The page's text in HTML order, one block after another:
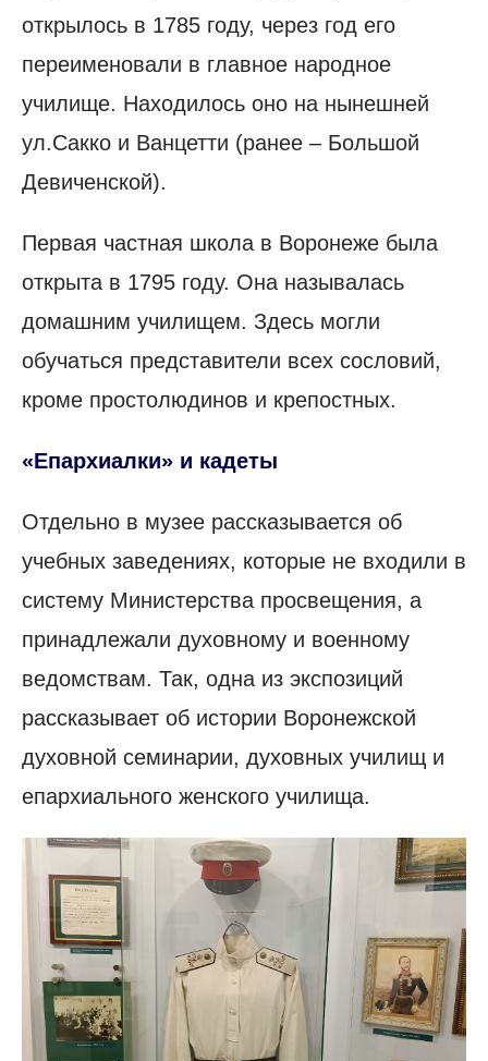
открылось в 1785 году, через год его
переименовали в главное народное
училище. Находилось оно на нынешней
ул.Сакко и Ванцетти (ранее – Большой
Девиченской).
Первая частная школа в Воронеже была
открыта в 1795 году. Она называлась
домашним училищем. Здесь могли
обучаться представители всех сословий,
кроме простолюдинов и крепостных.
«Епархиалки» и кадеты
Отдельно в музее рассказывается об
учебных заведениях, которые не входили в
систему Министерства просвещения, а
принадлежали духовному и военному
ведомствам. Так, одна из экспозиций
рассказывает об истории Воронежской
духовной семинарии, духовных училищ и
епархиального женского училища.